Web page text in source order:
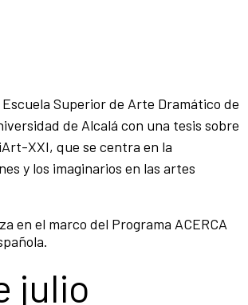
Superior de Arte Dramático de
de Alcalá con una tesis sobre
XXI, que se centra en la
y los imaginarios en las artes
en el marco del Programa ACERCA
julio